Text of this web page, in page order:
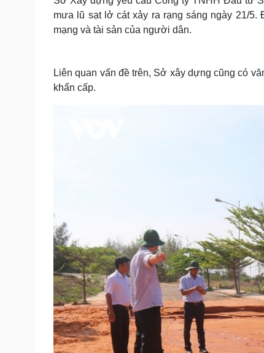
mưa lũ sạt lở cát xảy ra rạng sáng ngày 21/
mạng và tài sản của người dân.
Liên quan vấn đề trên, Sở xây dựng cũng có
khẩn cấp.